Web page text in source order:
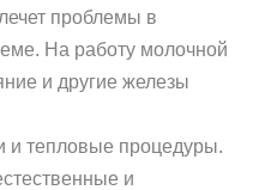
проблемы в
На работу молочной
и другие железы
и тепловые процедуры.
и